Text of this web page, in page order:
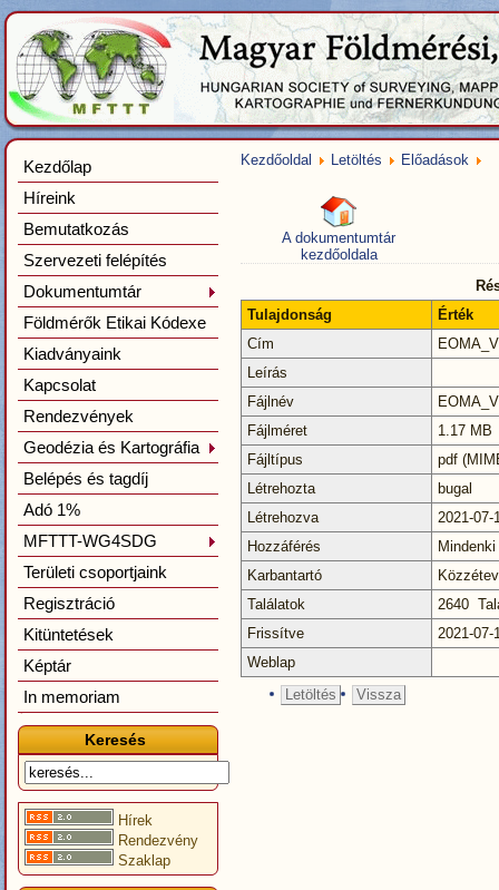
Kezdőlap
Híreink
Bemutatkozás
Szervezeti felépítés
Dokumentumtár
Földmérők Etikai Kódexe
Kiadványaink
Kapcsolat
Rendezvények
Geodézia és Kartográfia
Belépés és tagdíj
Adó 1%
MFTTT-WG4SDG
Területi csoportjaink
Regisztráció
Kitüntetések
Képtár
In memoriam
Keresés
Hírek
Rendezvény
Szaklap
Kezdőoldal Letöltés Előadások
A dokumentumtár
kezdőoldala
Tulajdonság
Érték
Cím
Leírás
Fájlnév
Fájlméret
1.17 MB
Fájltípus
pdf
Létrehozta
bugal
Létrehozva
2021-07-
Hozzáférés
Mindenki
Karbantartó
Találatok
2640
Frissítve
2021-07-
Weblap
Letöltés
Vissza